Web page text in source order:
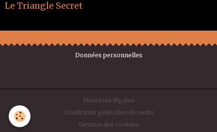
Le Triangle Secret
Données personnelles
Mentions légales
Conditions générales de vente
Gestion des cookies